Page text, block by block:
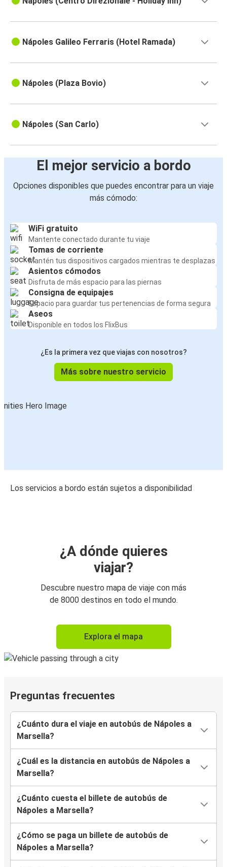
Nápoles Galileo Ferraris (Hotel Ramada)
Nápoles (Plaza Bovio)
Nápoles (San Carlo)
El mejor servicio a bordo
Opciones disponibles que puedes encontrar para un viaje
más cómodo:
WiFi gratuito
Mantente conectado durante tu viaje
Tomas de corriente
Mantén tus dispositivos cargados mientras te desplazas
Asientos cómodos
Disfruta de más espacio para las piernas
Consigna de equipajes
Espacio para guardar tus pertenencias de forma segura
Aseos
Disponible en todos los FlixBus
¿Es la primera vez que viajas con nosotros?
Más sobre nuestro servicio
Los servicios a bordo están sujetos a disponibilidad
¿A dónde quieres
viajar?
Descubre nuestro mapa de viaje con más
de 8000 destinos en todo el mundo.
Explora el mapa
Preguntas frecuentes
¿Cuánto dura el viaje en autobús de Nápoles a
Marsella?
¿Cuál es la distancia en autobús de Nápoles a
Marsella?
¿Cuánto cuesta el billete de autobús de
Nápoles a Marsella?
¿Cómo se paga un billete de autobús de
Nápoles a Marsella?